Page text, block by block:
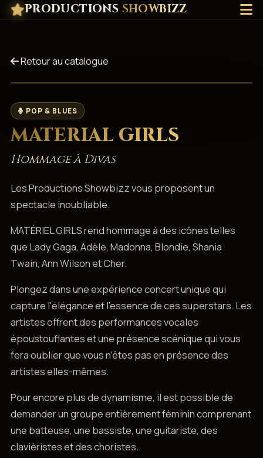
PRODUCTIONS SHOWBIZZ
Retour au catalogue
POP & BLUES
MATERIAL GIRLS
Hommage à Divas
Les Productions Showbizz vous proposent un
spectacle inoubliable.
MATÉRIEL GIRLS rend hommage à des icônes telles
que Lady Gaga, Adèle, Madonna, Blondie, Shania
Twain, Ann Wilson et Cher.
Plongez dans une expérience concert unique qui
capture l'élégance et l'essence de ces superstars. Les
artistes offrent des performances vocales
époustouflantes et une présence scénique qui vous
fera oublier que vous n'êtes pas en présence des
artistes elles-mêmes.
Pour encore plus de dynamisme, il est possible de
demander un groupe entièrement féminin comprenant
une batteuse, une bassiste, une guitariste, des
claviéristes et des choristes.